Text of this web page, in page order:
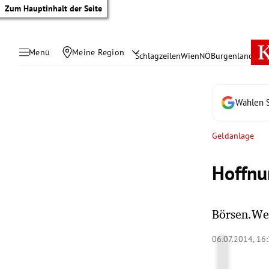
Zum Hauptinhalt der Seite
Menü Meine Region SchlagzeilenWienNÖBurgenland
Wählen
Geldanlage
06.07.2014,